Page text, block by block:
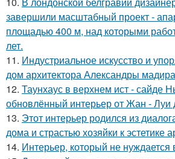
завершили масштабный проект -
площадью 400 м, над которыми
лет.
11. Индустриальное искусство и
дом архитектора Александры
12. Таунхаус в верхнем ист - сайде
обновлённый интерьер от Жан - Луи
13. Этот интерьер родился из
дома и страстью хозяйки к эстетике
14. Интерьер, который не нуждается